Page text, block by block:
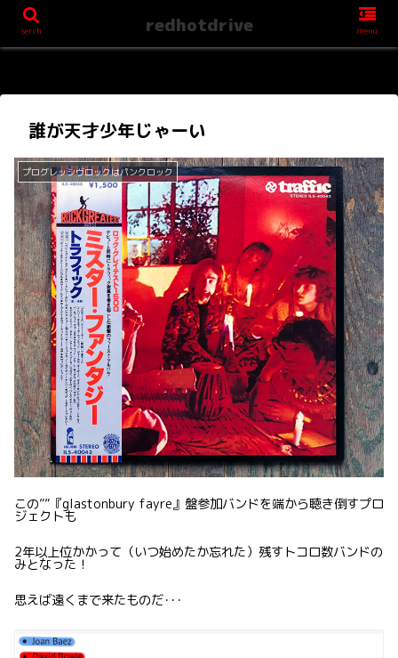
誰が天才少年じゃーい
プログレッシヴロックはパンクロック
この””『glastonbury fayre』盤参加バンドを端から聴き倒すプロ
ジェクトも
2年以上位かかって（いつ始めたか忘れた）残すトコロ数バンドの
みとなった！
思えば遠くまで来たものだ･･･
serch redhotdrive menu